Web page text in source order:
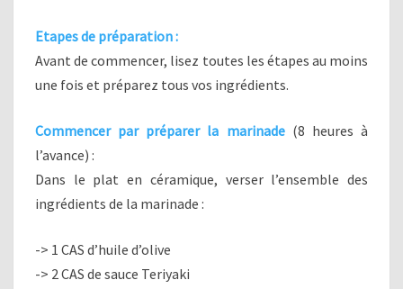
Etapes de préparation :
Avant de commencer, lisez toutes les étapes au moins
une fois et préparez tous vos ingrédients.
Commencer par préparer la marinade(8 heures à
l’avance) :
Dans le plat en céramique, verser l’ensemble des
ingrédients de la marinade :
-> 1 CAS d’huile d’olive
-> 2 CAS de sauce Teriyaki